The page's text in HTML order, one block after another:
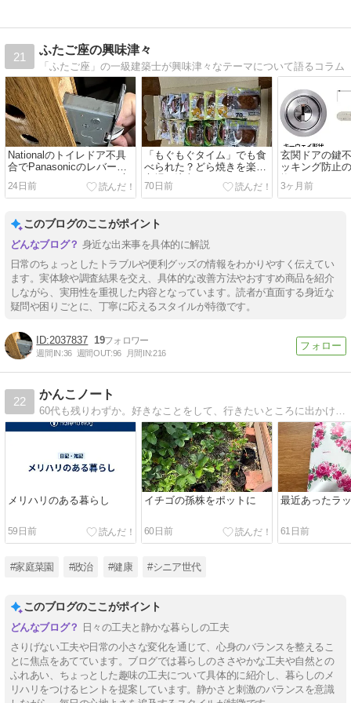
21
ふたご座の興味津々
「ふたご座」の一級建築士が興味津々なテーマについて語るコラム
Nationalのトイレドア不具
合でPanasonicのレバーハ
ンドルとラッチケースに交
換！
24日前
「もぐもぐタイム」でも食
べられた？どら焼きを楽天
市場で注文！
70日前
玄関ドアの鍵
ッキング防止
3ヶ月前
このブログのここがポイント
身近な出来事を具体的に解説
日常のちょっとしたトラブルや便利グッズの情報をわかりやすく伝えてい
ます。実体験や調査結果を交え、具体的な改善方法やおすすめ商品を紹介
しながら、実用性を重視した内容となっています。読者が直面する身近な
疑問や困りごとに、丁寧に応えるスタイルが特徴です。
2037837 19
週間IN:36 週間OUT:96 月間IN:216
22
かんこノート
60代も残りわずか。好きなことをして、行きたいところに出かけて・・・と思うけれど、なかなか家から離れられない。そんなシニア世代の雑記ブログです。
メリハリのある暮らし
59日前
イチゴの孫株をポットに
60日前
最近あったラ
61日前
#家庭菜園 #政治 #健康 #シニア世代
このブログのここがポイント
日々の工夫と静かな暮らしの工夫
さりげない工夫や日常の小さな変化を通じて、心身のバランスを整えるこ
とに焦点をあてています。ブログでは暮らしのささやかな工夫や自然との
ふれあい、ちょっとした趣味の工夫について具体的に紹介し、暮らしのメ
リハリをつけるヒントを提案しています。静かさと刺激のバランスを意識